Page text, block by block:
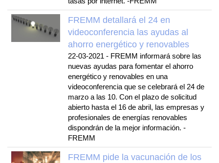
FREMM detallará el 24 en
videoconferencia las ayudas al
ahorro energético y renovables
22-03-2021 - FREMM informará sobre las
nuevas ayudas para fomentar el ahorro
energético y renovables en una
videoconferencia que se celebrará el 24 de
marzo a las 10. Con el plazo de solicitud
abierto hasta el 16 de abril, las empresas y
profesionales de energías renovables
dispondrán de la mejor información. -
FREMM
FREMM pide la vacunación de los